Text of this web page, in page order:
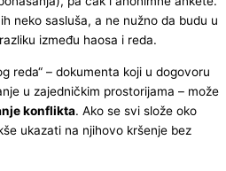
neko sasluša, a ne nužno da budu u
između haosa i reda.
reda“ – dokumenta koji u dogovoru
u zajedničkim prostorijama – može
konflikta. Ako se svi slože oko
ukazati na njihovo kršenje bez